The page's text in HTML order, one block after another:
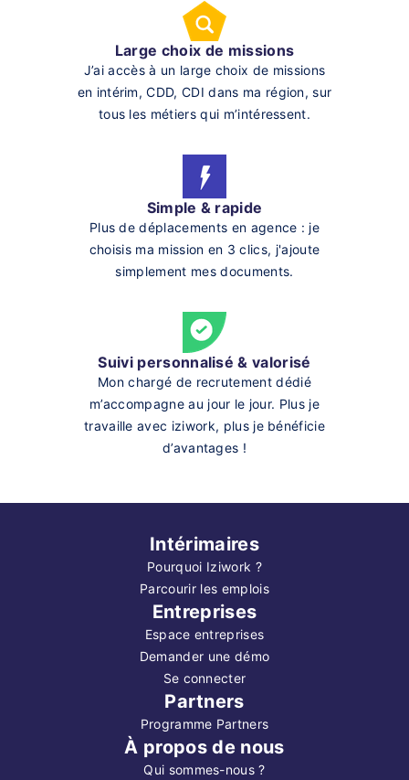
Large choix de missions
J’ai accès à un large choix de missions
en intérim, CDD, CDI dans ma région, sur
tous les métiers qui m’intéressent.
Simple & rapide
Plus de déplacements en agence : je
choisis ma mission en 3 clics, j'ajoute
simplement mes documents.
Suivi personnalisé & valorisé
Mon chargé de recrutement dédié
m’accompagne au jour le jour. Plus je
travaille avec iziwork, plus je bénéficie
d’avantages !
Intérimaires
Pourquoi Iziwork ?
Parcourir les emplois
Entreprises
Espace entreprises
Demander une démo
Se connecter
Partners
Programme Partners
À propos de nous
Qui sommes-nous ?